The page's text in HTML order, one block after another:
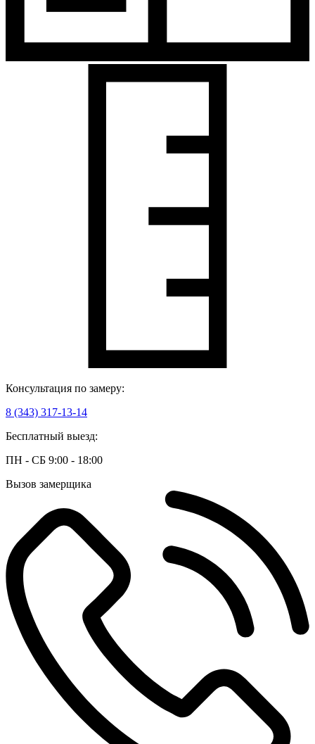
Консультация по замеру:
8 (343) 317-13-14
Бесплатный выезд:
ПН - СБ 9:00 - 18:00
Вызов замерщика